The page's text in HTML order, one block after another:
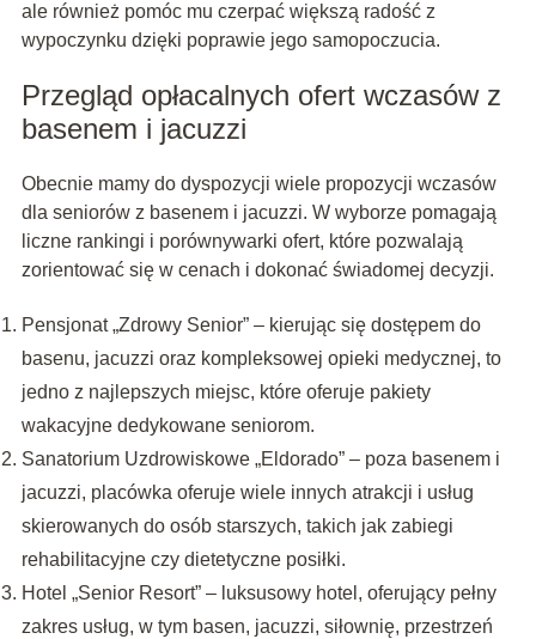
ale również pomóc mu czerpać większą radość z
wypoczynku dzięki poprawie jego samopoczucia.
Przegląd opłacalnych ofert wczasów z
basenem i jacuzzi
Obecnie mamy do dyspozycji wiele propozycji wczasów
dla seniorów z basenem i jacuzzi. W wyborze pomagają
liczne rankingi i porównywarki ofert, które pozwalają
zorientować się w cenach i dokonać świadomej decyzji.
Pensjonat „Zdrowy Senior” – kierując się dostępem do
basenu, jacuzzi oraz kompleksowej opieki medycznej, to
jedno z najlepszych miejsc, które oferuje pakiety
wakacyjne dedykowane seniorom.
Sanatorium Uzdrowiskowe „Eldorado” – poza basenem i
jacuzzi, placówka oferuje wiele innych atrakcji i usług
skierowanych do osób starszych, takich jak zabiegi
rehabilitacyjne czy dietetyczne posiłki.
Hotel „Senior Resort” – luksusowy hotel, oferujący pełny
zakres usług, w tym basen, jacuzzi, siłownię, przestrzeń